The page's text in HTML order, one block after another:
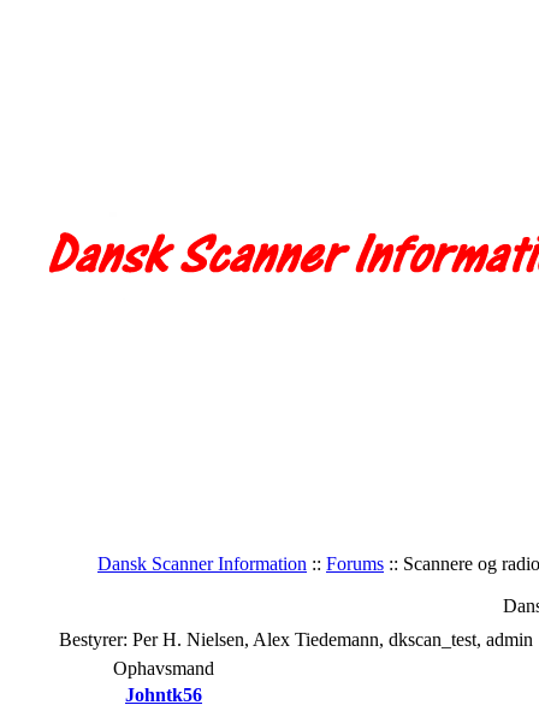
Dansk Scanner Information :: Forums :: Scannere og
Bestyrer: Per H. Nielsen, Alex Tiedemann, dkscan_test, admin
Ophavsmand
Johntk56